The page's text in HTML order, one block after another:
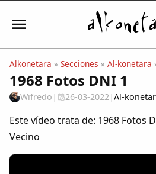
Iniciar sesión
Mi Cuenta
Alkonetara » Secciones » Al-konetara
1968 Fotos DNI 1
Wifredo | 26-03-2022| Al-
Este vídeo trata de: 1968 Fotos
Vecino